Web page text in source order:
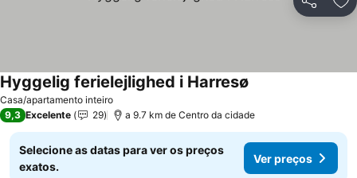
Partilhar
Casa/apartamento inteiro
Hyggelig ferielejlighed i Harresø
9,3 Excelente 29 a 9.7 km de Centro da cidade
Selecione as datas para ver os preços
exatos.
Ver preços